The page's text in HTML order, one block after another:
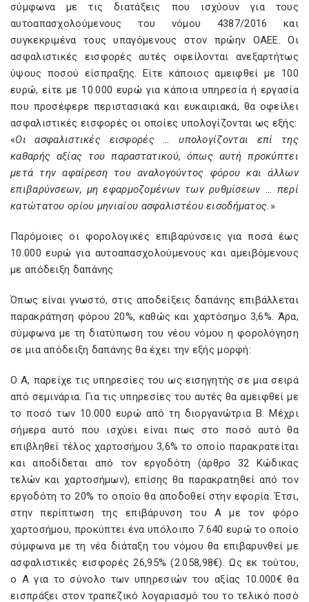
σύμφωνα με τις διατάξεις που ισχύουν για τους
αυτοαπασχολούμενους του νόμου 4387/2016 και
συγκεκριμένα τους υπαγόμενους στον πρώην ΟΑΕΕ. Οι
ασφαλιστικές εισφορές αυτές οφείλονται ανεξαρτήτως
ύψους ποσού είσπραξης. Είτε κάποιος αμειφθεί με 100
ευρώ, είτε με 10.000 ευρώ για κάποια υπηρεσία ή εργασία
που προσέφερε περιστασιακά και ευκαιριακά, θα οφείλει
ασφαλιστικές εισφορές οι οποίες υπολογίζονται ως εξής:
«Οι ασφαλιστικές εισφορές … υπολογίζονται επί της
καθαρής αξίας του παραστατικού, όπως αυτή προκύπτει
μετά την αφαίρεση του αναλογούντος φόρου και άλλων
επιβαρύνσεων, μη εφαρμοζομένων των ρυθμίσεων … περί
κατώτατου ορίου μηνιαίου ασφαλιστέου εισοδήματος. »
Παρόμοιες οι φορολογικές επιβαρύνσεις για ποσά έως
10.000 ευρώ για αυτοαπασχολούμενους και αμειβόμενους
με απόδειξη δαπάνης
Όπως είναι γνωστό, στις αποδείξεις δαπάνης επιβάλλεται
παρακράτηση φόρου 20%, καθώς και χαρτόσημο 3,6%. Άρα,
σύμφωνα με τη διατύπωση του νέου νόμου η φορολόγηση
σε μια απόδειξη δαπάνης θα έχει την εξής μορφή:
Ο Α, παρείχε τις υπηρεσίες του ως εισηγητής σε μια σειρά
από σεμινάρια. Για τις υπηρεσίες του αυτές θα αμειφθεί με
το ποσό των 10.000 ευρώ από τη διοργανώτρια Β. Μέχρι
σήμερα αυτό που ισχύει είναι πως στο ποσό αυτό θα
επιβληθεί τέλος χαρτοσήμου 3,6% το οποίο παρακρατείται
και αποδίδεται από τον εργοδότη (άρθρο 32 Κώδικας
τελών και χαρτοσήμων), επίσης θα παρακρατηθεί από τον
εργοδότη το 20% το οποίο θα αποδοθεί στην εφορία. Έτσι,
στην περίπτωση της επιβάρυνση του Α με τον φόρο
χαρτοσήμου, προκύπτει ένα υπόλοιπο 7.640 ευρώ το οποίο
σύμφωνα με τη νέα διάταξη του νόμου θα επιβαρυνθεί με
ασφαλιστικές εισφορές 26,95% (2.058,98€). Ως εκ τούτου,
ο Α για το σύνολο των υπηρεσιών του αξίας 10.000€ θα
εισπράξει στον τραπεζικό λογαριασμό του το τελικό ποσό